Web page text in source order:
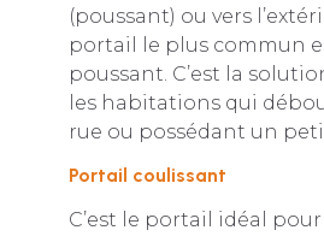
(poussant) ou vers
portail le plus commun
poussant. C’est la
les habitations qui
rue ou possédant un
Portail coulissant
C’est le portail idéal